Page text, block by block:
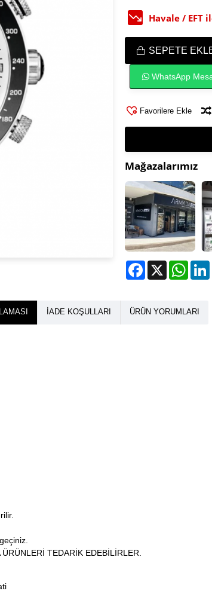
Havale / EFT
SEPETE
WhatsApp
Favorilere Ekle
Mağazalarımız
Facebook
X
İADE KOŞULLARI ÜRÜN YORUMLARI
TEDARİK EDEBİLİRLER.